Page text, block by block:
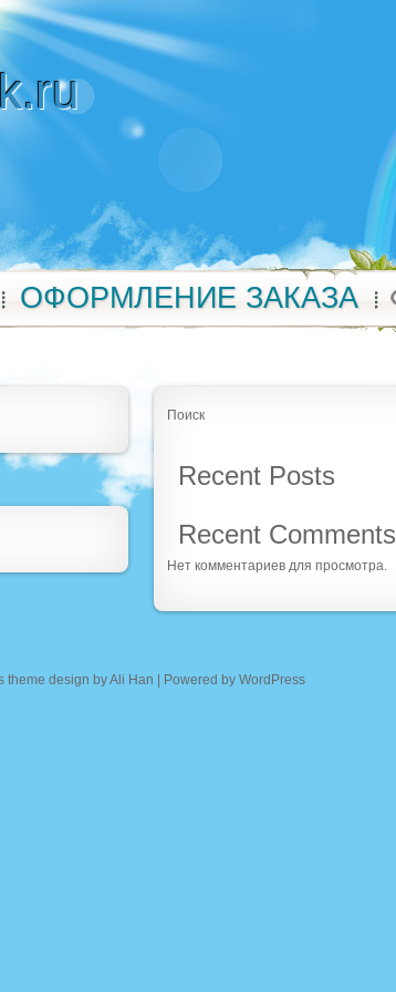
ОФОРМЛЕНИЕ ЗАКАЗА
Поиск
Recent Posts
Recent Comments
Нет комментариев для просмотра.
theme design byAli Han | Powered by WordPress